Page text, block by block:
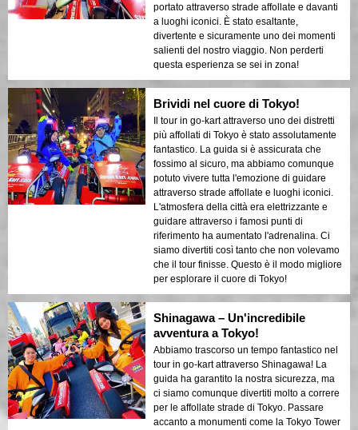
portato attraverso strade affollate e davanti
a luoghi iconici. È stato esaltante,
divertente e sicuramente uno dei momenti
salienti del nostro viaggio. Non perderti
questa esperienza se sei in zona!
Brividi nel cuore di Tokyo!
Il tour in go-kart attraverso uno dei distretti
più affollati di Tokyo è stato assolutamente
fantastico. La guida si è assicurata che
fossimo al sicuro, ma abbiamo comunque
potuto vivere tutta l'emozione di guidare
attraverso strade affollate e luoghi iconici.
L'atmosfera della città era elettrizzante e
guidare attraverso i famosi punti di
riferimento ha aumentato l'adrenalina. Ci
siamo divertiti così tanto che non volevamo
che il tour finisse. Questo è il modo migliore
per esplorare il cuore di Tokyo!
Shinagawa – Un'incredibile
avventura a Tokyo!
Abbiamo trascorso un tempo fantastico nel
tour in go-kart attraverso Shinagawa! La
guida ha garantito la nostra sicurezza, ma
ci siamo comunque divertiti molto a correre
per le affollate strade di Tokyo. Passare
accanto a monumenti come la Tokyo Tower